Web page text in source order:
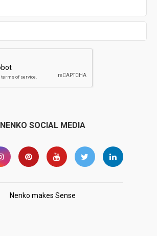
NENKO SOCIAL MEDIA
Nenko makes Sense